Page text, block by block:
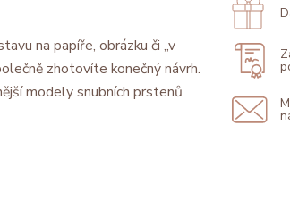
na papíře, obrázku či „v
zhotovíte konečný návrh.
modely snubních prstenů